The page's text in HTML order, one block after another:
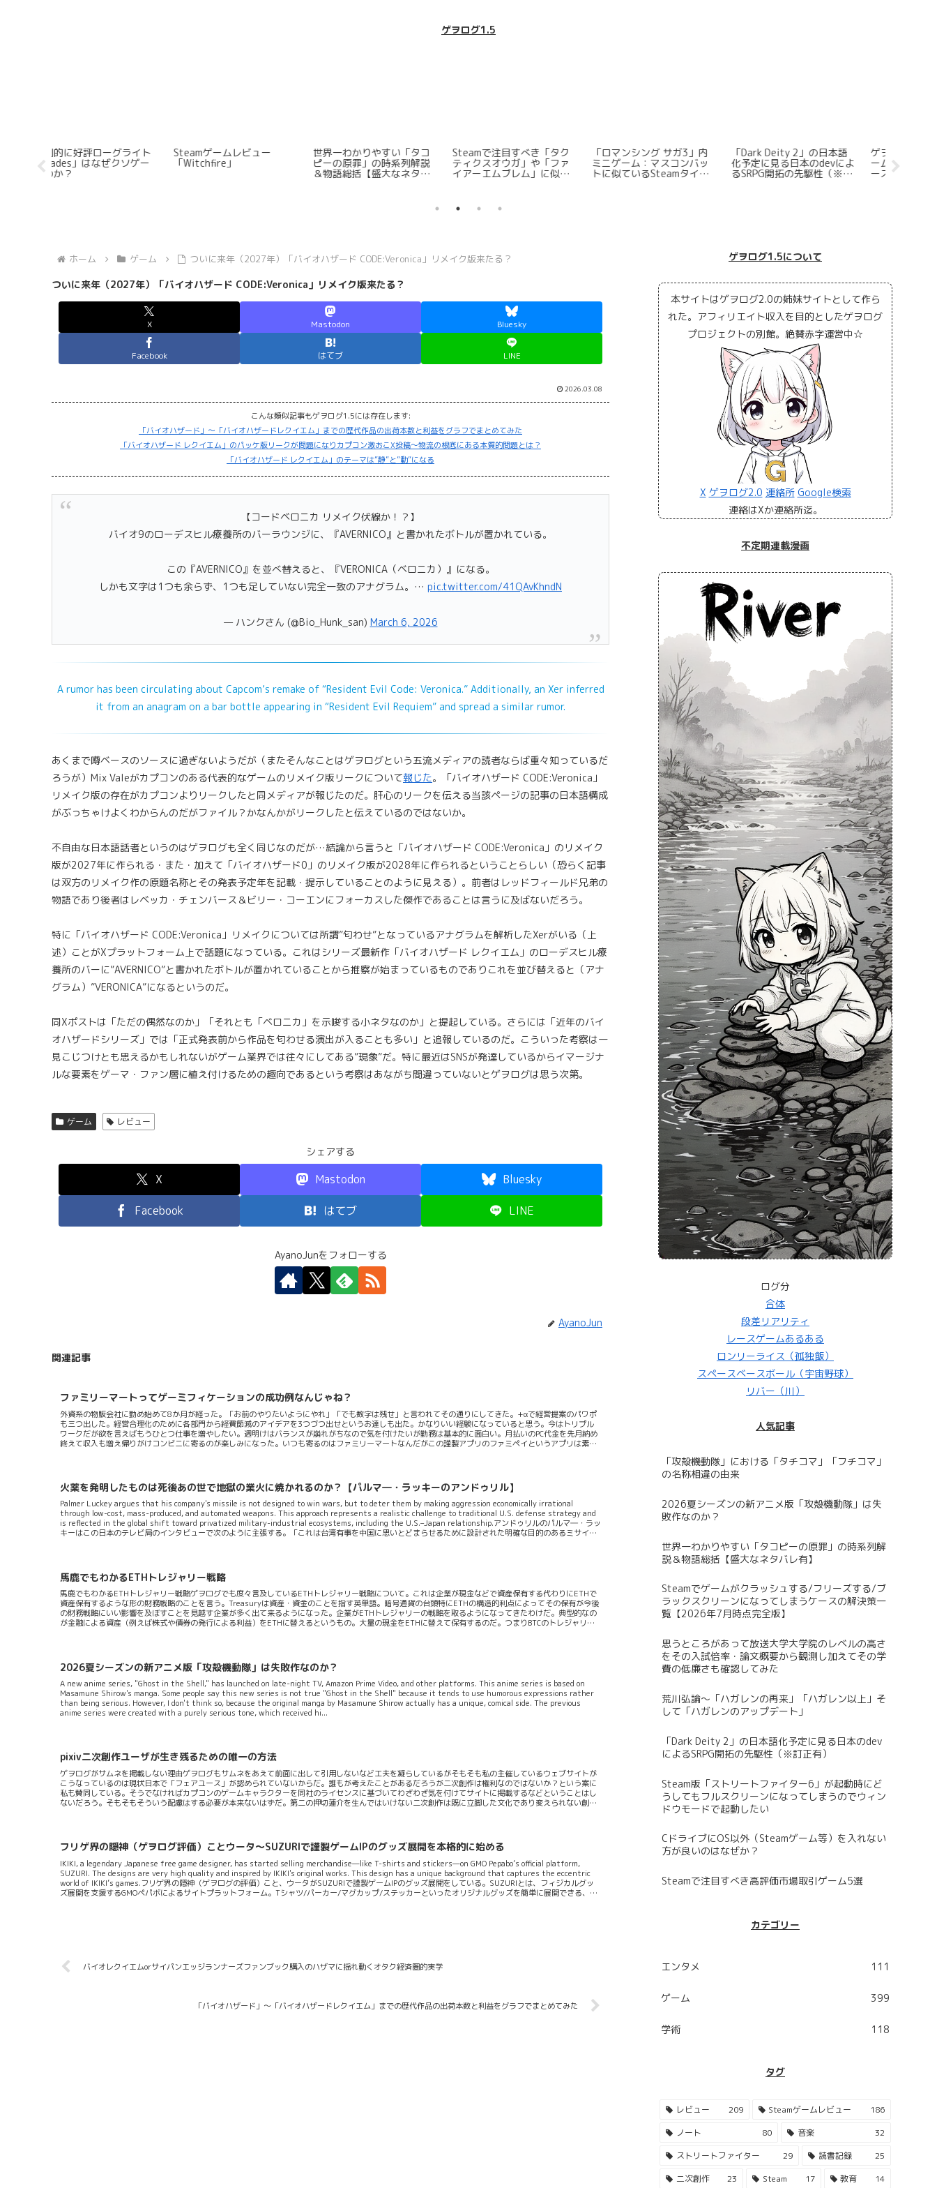
ゲヲログ1.5
Steamゲームレビュー
「Witchfire」
世界一わかりやすい「タコ
ピーの原罪」の時系列解説
Steamで注目すべき「タク
ティクスオウガ」や「ファ
イアーエムブレム」に似て
「ロマンシング サガ3」内
ミニゲーム：マスコンバッ
トに似ているSteamタイト
「Dark Deity 2」の日本語
化予定に見る日本のdevによ
るSRPG開拓の先駆性（※訂
ゲヲログの懸念～集英社ゲ
ームズや講談社クリエイタ
ーズラボは失敗する～
ームはセ
で割り引
ホーム ゲーム ついに来年（2027年）「バイオハザード CODE:Veronica」リメイク版来たる？
ついに来年（2027年）「バイオハザード CODE:Veronica」リメイク版来たる？
X Mastodon Bluesky
Facebook はてブ LINE
2026.03.08
こんな類似記事もゲヲログ1.5には存在します:
「バイオハザード」～「バイオハザードレクイエム」までの歴代作品の出荷本数と利益をグラフでまとめてみた
「バイオハザード レクイエム」のパッケ版リークが問題になりカプコン激おこX投稿～物流の根底にある本質的問題とは？
「バイオハザード レクイエム」のテーマは”静”と”動”になる
【コードベロニカ リメイク伏線か！？】
バイオ9のローデスヒル療養所のバーラウンジに、『AVERNICO』と書かれたボトルが置かれている。
この『AVERNICO』を並べ替えると、『VERONICA（ベロニカ）』になる。
しかも文字は1つも余らず、1つも足していない完全一致のアナグラム。… pic.twitter.com/41QAvKhndN
— ハンクさん (@Bio_Hunk_san) March 6, 2026
A rumor has been circulating about Capcom’s remake of “Resident Evil Code: Veronica.” Additionally, an Xer inferred
it from an anagram on a bar bottle appearing in “Resident Evil Requiem” and spread a similar rumor.
あくまで噂ベースのソースに過ぎないようだが（またそんなことはゲヲログという五流メディアの読者ならば重々知っているだ
ろうが）Mix Valeがカプコンのある代表的なゲームのリメイク版リークについて報じた。「バイオハザード CODE:Veronica」
リメイク版の存在がカプコンよりリークしたと同メディアが報じたのだ。肝心のリークを伝える当該ページの記事の日本語構成
がぶっちゃけよくわからんのだがファイル？かなんかがリークしたと伝えているのではないか。
不自由な日本語話者というのはゲヲログも全く同じなのだが…結論から言うと「バイオハザード CODE:Veronica」のリメイク
版が2027年に作られる・また・加えて「バイオハザード0」のリメイク版が2028年に作られるということらしい（恐らく記事
は双方のリメイク作の原題名称とその発表予定年を記載・提示していることのように見える）。前者はレッドフィールド兄弟の
物語であり後者はレベッカ・チェンバース＆ビリー・コーエンにフォーカスした傑作であることは言うに及ばないだろう。
特に「バイオハザード CODE:Veronica」リメイクについては所謂”匂わせ”となっているアナグラムを解析したXerがいる（上
述）ことがXプラットフォーム上で話題になっている。これはシリーズ最新作「バイオハザード レクイエム」のローデスヒル療
養所のバーに”AVERNICO”と書かれたボトルが置かれていることから推察が始まっているものでありこれを並び替えると（アナ
グラム）”VERONICA”になるというのだ。
同Xポストは「ただの偶然なのか」「それとも「ベロニカ」を示唆する小ネタなのか」と提起している。さらには「近年のバイ
オハザードシリーズ」では「正式発表前から作品を匂わせる演出が入ることも多い」と追報しているのだ。こういった考察は一
見こじつけとも思えるかもしれないがゲーム業界では往々にしてある”現象”だ。特に最近はSNSが発達しているからイマージナ
ルな要素をゲーマ・ファン層に植え付けるための趣向であるという考察はあながち間違っていないとゲヲログは思う次第。
ゲーム レビュー
シェアする
X Mastodon Bluesky
Facebook はてブ LINE
AyanoJunをフォローする
AyanoJun
関連記事
ファミリーマートってゲーミフィケーションの成功例なんじゃね？
外資系の物販会社に勤め始めて8か月が経った。「お前のやりたいようにやれ」「でも数字は残せ」と言われてその通りにしてきた。+αで経営提案のパワポ
も三つ出した。経営合理化のために各部門から経費節減のアイデアを3つづつ出せというお達しも出た。かなりいい経験になっていると思う。今はトリプル
ワークだが欲を言えばもうひとつ仕事を増やしたい。週明けはバランスが崩れがちなので気を付けたいが勤務は基本的に面白い。月払いのPC代金を先月納め
終えて収入も増え帰りがけコンビニに寄るのが楽しみになった。いつも寄るのはファミリーマートなんだがこの謹製アプリのファミペイというアプリは素晴
布BOPIS電子...
火薬を発明したものは死後あの世で地獄の業火に焼かれるのか？【パルマ―・ラッキーのアンドゥリル】
Palmer Luckey argues that his company's missile is not designed to win wars, but to deter them by making aggression economically irrational
through low-cost, mass-produced, and automated weapons. This approach represents a realistic challenge to traditional U.S. defense strategy and
is reflected in the global shift toward privatized military-industrial ecosystems, including the U.S.–Japan relationship.アンドゥリルのパルマ―・ラッ
キーはこの日本のテレビ局のインタビューで次のように主張する。「これは台湾有事を中国に思いとどまらせるために設計された明確な目的のあるミサイル
馬鹿でもわかるETHトレジャリー戦略
馬鹿でもわかるETHトレジャリー戦略ゲヲログでも度々言及しているETHトレジャリー戦略について。これは企業が現金などで資産保有する代わりにETHで
資産保有するような形の財務戦略のことを言う。Treasuryは資産・資金のことを指す英単語。暗号通貨の台頭特にETHの構造的利点によってその保有が今後
の財務戦略にいい影響を及ぼすことを見越す企業が多く出て来るようになった。企業がETHトレジャリーの戦略を取るようになってきたわけだ。典型的なの
が金融による資産（例えば株式や債券の発行による利益）をETHに替えるというもの。大量の現金をETHに替えて保有するのだ。つまりBTCのトレジャリー
2026夏シーズンの新アニメ版「攻殻機動隊」は失敗作なのか？
A new anime series, "Ghost in the Shell," has launched on late-night TV, Amazon Prime Video, and other platforms. This anime series is based on
Masamune Shirow's manga. Some people say this new series is not true "Ghost in the Shell" because it tends to use humorous expressions rather
than being serious. However, I don't think so, because the original manga by Masamune Shirow actually has a unique, comical side. The previous
anime series were created with a purely serious tone, which received hi...
pixiv二次創作ユーザが生き残るための唯一の方法
ゲヲログがサムネを掲載しない理由ゲヲログもサムネをあえて前面に出して引用しないなど工夫を凝らしているがそもそも私の主催しているウェブサイトが
こうなっているのは現状日本で「フェアユース」が認められていないからだ。誰もが考えたことがあるだろうが二次創作は権利なのではないか？という案に
私も賛同している。そうでなければカプコンのゲームキャラクターを同社のライセンスに基づいてわざわざ気を付けてサイトに掲載するなどということはし
ないだろう。そもそもそういう配慮はする必要が本来ないはずだ。第二の押切蓮介を生んではいけない二次創作は既に立脚した文化であり変えられない創作
必死になるので抵抗勢...
フリゲ界の隠神（ゲヲログ評価）ことウータ～SUZURIで謹製ゲームIPのグッズ展開を本格的に始める
IKIKI, a legendary Japanese free game designer, has started selling merchandise—like T-shirts and stickers—on GMO Pepabo’s official platform,
SUZURI. The designs are very high quality and inspired by IKIKI's original works. This design has a unique background that captures the eccentric
world of IKIKI’s games.フリゲ界の隠神（ゲヲログの評価）こと、ウータがSUZURIで謹製ゲームIPのグッズ展開をしている。SUZURIとは、フィジカルグッ
ズ展開を支援するGMOペパボによるサイトプラットフォーム。Tシャツ/パーカー/マグカップ/ステッカーといったオリジナルグッズを簡単に展開できる、
バイオレクイエムorサイパンエッジランナーズファンブック購入のハザマに揺れ動くオタク経済圏的実学
「バイオハザード」～「バイオハザードレクイエム」までの歴代作品の出荷本数と利益をグラフでまとめてみた
ゲヲログ1.5について
本サイトはゲヲログ2.0の姉妹サイトとして作ら
れた。アフィリエイト収入を目的としたゲヲログ
プロジェクトの別館。絶賛赤字運営中☆
X ゲヲログ2.0 連絡所 Google検索
連絡はXか連絡所迄。
不定期連載漫画
ログ分
合体
段差リアリティ
レースゲームあるある
ロンリーライス（孤独飯）
スペースベースボール（宇宙野球）
リバー（川）
人気記事
「攻殻機動隊」における「タチコマ」「フチコマ」
の名称相違の由来
2026夏シーズンの新アニメ版「攻殻機動隊」は失
敗作なのか？
世界一わかりやすい「タコピーの原罪」の時系列解
説＆物語総括【盛大なネタバレ有】
Steamでゲームがクラッシュする/フリーズする/ブ
ラックスクリーンになってしまうケースの解決策一
覧【2026年7月時点完全版】
思うところがあって放送大学大学院のレベルの高さ
をその入試倍率・論文概要から観測し加えてその学
費の低廉さも確認してみた
荒川弘論～「ハガレンの再来」「ハガレン以上」そ
して「ハガレンのアップデート」
「Dark Deity 2」の日本語化予定に見る日本のdev
によるSRPG開拓の先駆性（※訂正有）
Steam版「ストリートファイター6」が起動時にど
うしてもフルスクリーンになってしまうのでウィン
ドウモードで起動したい
CドライブにOS以外（Steamゲーム等）を入れない
方が良いのはなぜか？
Steamで注目すべき高評価市場取引ゲーム5選
カテゴリー
エンタメ 111
ゲーム 399
学術 118
タグ
レビュー 209 Steamゲームレビュー
186
ノート
80 音楽
32
ストリートファイター
29 読書記録
25
二次創作
23 Steam 17 教育 14